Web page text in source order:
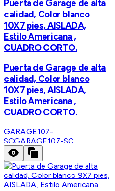
Puerta de Garage de alta
calidad, Color blanco
10X7 pies, AISLADA,
Estilo Americana ,
CUADRO CORTO.
Puerta de Garage de alta
calidad, Color blanco
10X7 pies, AISLADA,
Estilo Americana ,
CUADRO CORTO.
GARAGE107-
SCGARAGE107-SC